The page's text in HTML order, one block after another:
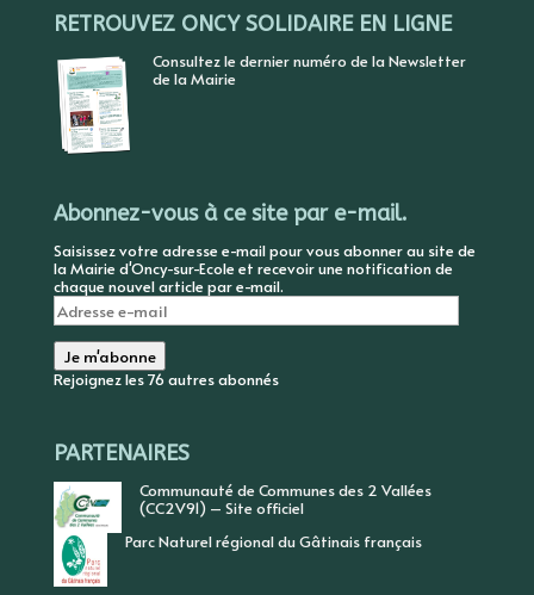
RETROUVEZ ONCY SOLIDAIRE EN LIGNE
Consultez le dernier numéro de la Newsletter
de la Mairie
Abonnez-vous à ce site par e-mail.
Saisissez votre adresse e-mail pour vous abonner au site de
la Mairie d'Oncy-sur-Ecole et recevoir une notification de
chaque nouvel article par e-mail.
Adresse
e-
mail
Je m'abonne
Rejoignez les 76 autres abonnés
PARTENAIRES
Communauté de Communes des 2 Vallées
(CC2V91) – Site officiel
Parc Naturel régional du Gâtinais français